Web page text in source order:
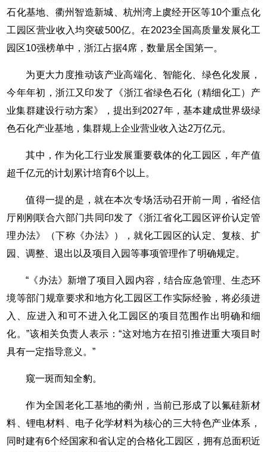
石化基地、衢州智造新城、杭州湾上虞经开区等10个重点化
工园区营业收入均突破500亿。在2023全国高质量发展化工
园区10强榜单中，浙江占据4席，数量居全国第一。
为更大力度推动该产业高端化、智能化、绿色化发展，
今年年初，浙江又印发了《浙江省绿色石化（精细化工）产
业集群建设行动方案》，提出到2027年，基本建成世界级绿
色石化产业基地，集群规上企业营业收入达2万亿元。
其中，作为化工行业发展重要载体的化工园区，年产值
超千亿元的计划累计培育6个以上。
值得一提的是，就在本次专场活动召开前一周，省经信
厅刚刚联合六部门共同印发了《浙江省化工园区评价认定管
理办法》（下称《办法》），就化工园区的认定、复核、扩
园、调整、退出以及项目入园等事项管理作了明确规定。
“《办法》新增了项目入园内容，结合应急管理、生态环
境等部门规章要求和地方化工园区工作实际经验，将必须进
入、应进入和可不进入化工园区的项目范围作出明确和细
化。”该相关负责人表示：“这对地方在招引推进重大项目时
具有一定指导意义。”
窥一斑而知全豹。
作为全国老化工基地的衢州，当前已形成了以氟硅新材
料、锂电材料、电子化学材料为核心的三大特色产业体系，
同时建有6个经国家和省认定的合格化工园区，拥有总面积近